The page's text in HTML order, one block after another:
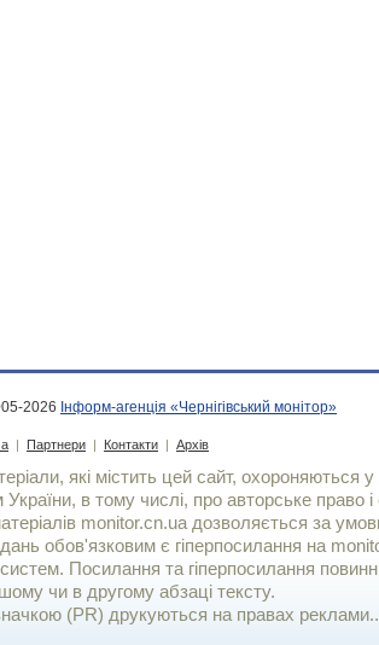
2026 Інформ-агенція «Чернігівський монітор»
| Партнери | Контакти | Архів
які містить цей сайт, охороняються у
в тому числі, про авторське право і
monitor.cn.ua дозволяється за
обов'язковим є гiперпосилання на
Посилання та гіперпосилання
чи в другому абзаці тексту.
(PR) друкуються на правах реклами..